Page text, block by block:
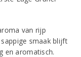
van rijp
smaak blijft
en aromatisch.